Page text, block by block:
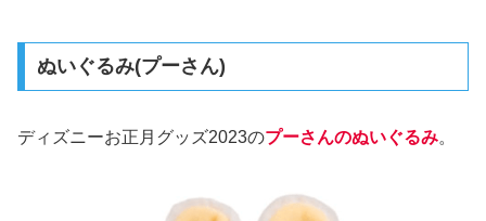
ぬいぐるみ(プーさん)
ディズニーお正月グッズ2023のプーさんのぬいぐるみ。